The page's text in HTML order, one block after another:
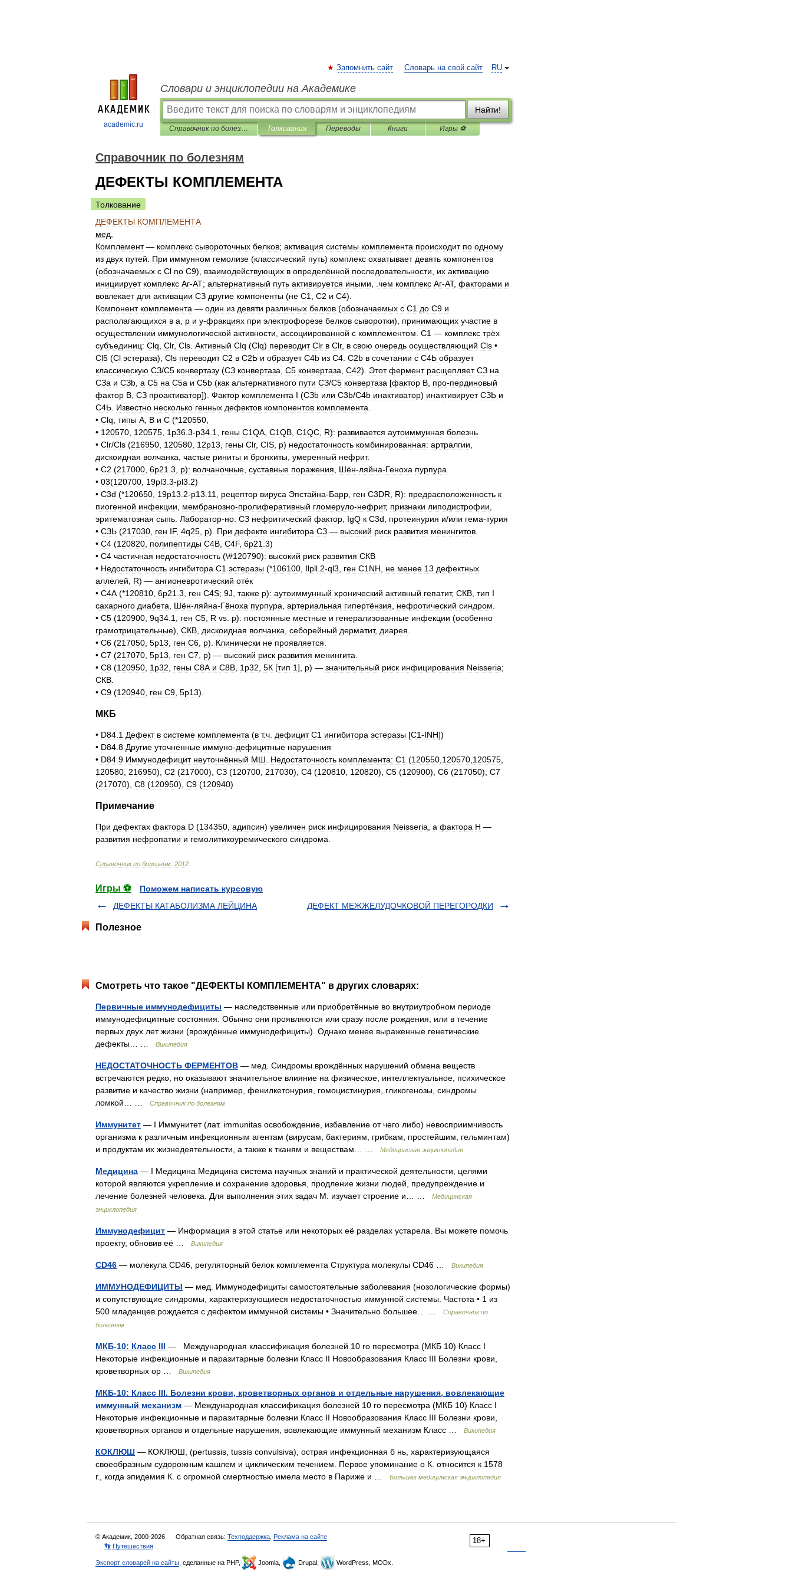
academic.ru
RU
Запомнить сайт Словарь на свой сайт
Словари и энциклопедии на Академике
Найти!
Справочник по болезням Толкования Переводы Книги Игры ⚽
Справочник по болезням
ДЕФЕКТЫ КОМПЛЕМЕНТА
Толкование
ДЕФЕКТЫ КОМПЛЕМЕНТА
мед
Комплемент— комплекс сывороточных белков; активация системы комплемента происходит по одному
из двух путей При иммунном гемолизе (классический путь) комплекс охватывает девять компонентов
(обозначаемых с Cl no C9), взаимодействующих в определённой последовательности их активацию
инициирует комплекс Аг-АТ; альтернативный путь активируется иными чем комплекс Аг-АТ, факторами и
вовлекает для активации СЗ другие компоненты (не С1 С2 и С4).
Компонент комплемента — один из девяти различных белков (обозначаемых с С1 до С9 и
располагающихся в а р и у-фракциях при электрофорезе белков сыворотки), принимающих участие в
осуществлении иммунологической активности ассоциированной с комплементом С1 — комплекс трёх
субъединиц: Clq Clr, Cls Активный Clq (Clq) переводит Clr в Clr, в свою очередь осуществляющий Cls •
Cl5 (Cl эстераза), Cls переводит С2 в С2Ь и образует С4b из С4 С2b в сочетании с С4Ь образует
классическую СЗ/С5 конвертазу (СЗ конвертаза С5 конвертаза С42). Этот фермент расщепляет СЗ на
СЗа и СЗb а С5 на С5а и С5b (как альтернативного пути СЗ/С5 конвертаза [фактор В про-пердиновый
фактор В СЗ проактиватор]). Фактор комплемента I (СЗb или C3b/C4b инактиватор) инактивирует СЗЬ и
С4Ь Известно несколько генных дефектов компонентов комплемента
• Clq типы А В и С (*120550
• 120570 120575 1р36 3-р34 1 гены C1QA C1QB C1QC R): развивается аутоиммунная болезнь
• Clr/Cls (216950 120580 12р13 гены Clr, CIS р) недостаточность комбинированная: артралгии
дискоидная волчанка частые риниты и бронхиты умеренный нефрит.
• С2 (217000 6р21 3 р): волчаночные суставные поражения Шён-ляйна-Геноха пурпура
• 03(120700 19pl3 3-pl3 2)
• C3d (*120650 19р13 2-р13 11 рецептор вируса Эпстайна-Барр ген C3DR R): предрасположенность к
пиогенной инфекции мембранозно-пролиферативный гломеруло-нефрит, признаки липодистрофии
эритематозная сыпь Лаборатор-но: СЗ нефритический фактор IgQ к C3d протеинурия и/или гема-турия
• СЗЬ (217030 ген IF, 4q25 р). При дефекте ингибитора СЗ — высокий риск развития менингитов
• С4 (120820 полипептиды С4В C4F, 6р21 3)
• С4 частичная недостаточность (\#120790): высокий риск развития СКВ
• Недостаточность ингибитора С1 эстеразы (*106100 Ilpll 2-ql3 ген C1NH не менее 13 дефектных
аллелей
R) — ангионевротический отёк
• С4А (*120810 6р21 3 ген C4S; 9J также р): аутоиммунный хронический активный гепатит, СКВ тип I
сахарного диабета Шён-ляйна-Гёноха пурпура артериальная гипертёнзия нефротический синдром
• С5 (120900 9q34 1 ген С5 R vs р): постоянные местные и генерализованные инфекции (особенно
грамотрицательные), СКВ дискоидная волчанка себорейный дерматит, диарея
• С6 (217050 5р13 ген С6 р). Клинически не проявляется
• С7 (217070 5р13 ген С7 р) — высокий риск развития менингита
• С8 (120950 1р32 гены С8А и С8В 1р32 5К [тип 1], р) — значительный риск инфицирования Neisseria;
СКВ
• С9 (120940 ген С9 5р13).
МКБ
• D84 1 Дефект в системе комплемента (в т.ч дефицит С1 ингибитора эстеразы [C1-INH])
• D84 8 Другие уточнённые иммуно-дефицитные нарушения
• D84 9 Иммунодефицит неуточнённый МШ Недостаточность комплемента: С1 (120550 120570 120575
120580 216950), С2 (217000), СЗ (120700 217030), С4 (120810 120820), С5 (120900), С6 (217050), С7
(217070), С8 (120950), С9 (120940)
Примечание
При дефектах фактора D (134350 адипсин) увеличен риск инфицирования Neisseria а фактора Н —
развития нефропатии и гемолитикоуремического синдрома
Справочник по болезням 2012
Игры ⚽
Поможем написать курсовую
ДЕФЕКТЫ КАТАБОЛИЗМА ЛЕЙЦИНА
ДЕФЕКТ МЕЖЖЕЛУДОЧКОВОЙ ПЕРЕГОРОДКИ
Полезное
Смотреть что такое "ДЕФЕКТЫ КОМПЛЕМЕНТА" в других словарях:
Первичные иммунодефициты — наследственные или приобретённые во внутриутробном периоде
иммунодефицитные состояния. Обычно они проявляются или сразу после рождения, или в течение
первых двух лет жизни (врождённые иммунодефициты). Однако менее выраженные генетические
дефекты… …
Википедия
НЕДОСТАТОЧНОСТЬ ФЕРМЕНТОВ — мед. Синдромы врождённых нарушений обмена веществ
встречаются редко, но оказывают значительное влияние на физическое, интеллектуальное, психическое
развитие и качество жизни (например, фенилкетонурия, гомоцистинурия, гликогенозы, синдромы
ломкой… …
Справочник по болезням
Иммунитет — I Иммунитет (лат. immunitas освобождение, избавление от чего либо) невосприимчивость
организма к различным инфекционным агентам (вирусам, бактериям, грибкам, простейшим, гельминтам)
и продуктам их жизнедеятельности, а также к тканям и веществам… …
Медицинская энциклопедия
Медицина — I Медицина Медицина система научных знаний и практической деятельности, целями
которой являются укрепление и сохранение здоровья, продление жизни людей, предупреждение и
лечение болезней человека. Для выполнения этих задач М. изучает строение и… …
Медицинская
энциклопедия
Иммунодефицит — Информация в этой статье или некоторых её разделах устарела. Вы можете помочь
проекту, обновив её …
Википедия
CD46 — молекула CD46, регуляторный белок комплемента Структура молекулы CD46 … Википедия
ИММУНОДЕФИЦИТЫ — мед. Иммунодефициты самостоятельные заболевания (нозологические формы)
и сопутствующие синдромы, характеризующиеся недостаточностью иммунной системы. Частота • 1 из
500 младенцев рождается с дефектом иммунной системы • Значительно большее… …
Справочник по
болезням
МКБ-10: Класс III — Международная классификация болезней 10 го пересмотра (МКБ 10) Класс I
Некоторые инфекционные и паразитарные болезни Класс II Новообразования Класс III Болезни крови,
кроветворных ор …
Википедия
МКБ-10: Класс III. Болезни крови, кроветворных органов и отдельные нарушения, вовлекающие
иммунный механизм — Международная классификация болезней 10 го пересмотра (МКБ 10) Класс I
Некоторые инфекционные и паразитарные болезни Класс II Новообразования Класс III Болезни крови,
кроветворных органов и отдельные нарушения, вовлекающие иммунный механизм Класс …
Википедия
КОКЛЮШ — КОКЛЮШ, (pertussis, tussis convulsiva), острая инфекционная б нь, характеризующаяся
своеобразным судорожным кашлем и циклическим течением. Первое упоминание о К. относится к 1578
г., когда эпидемия К. с огромной смертностью имела место в Париже и …
Большая медицинская энциклопедия
18+
© Академик, 2000-2026 Обратная связь: Техподдержка Реклама на сайте
👣 Путешествия
Экспорт словарей на сайты , сделанные на PHP, Joomla, Drupal, WordPress, MODx.